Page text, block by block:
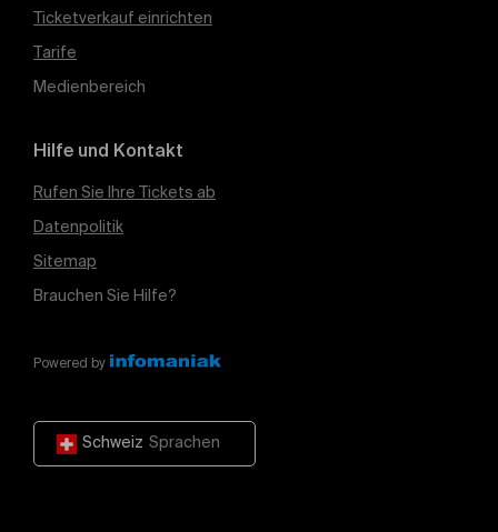
Ticketverkauf einrichten
Tarife
Medienbereich
Hilfe und Kontakt
Rufen Sie Ihre Tickets ab
Datenpolitik
Sitemap
Brauchen Sie Hilfe?
Powered by
Schweiz Sprachen